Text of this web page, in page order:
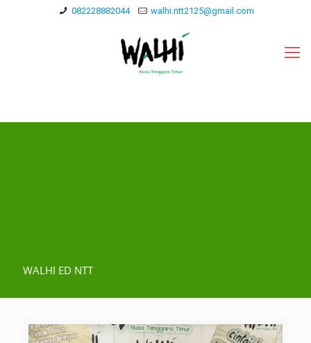
082228882044 walhi.ntt2125@gmail.com
WALHI ED NTT